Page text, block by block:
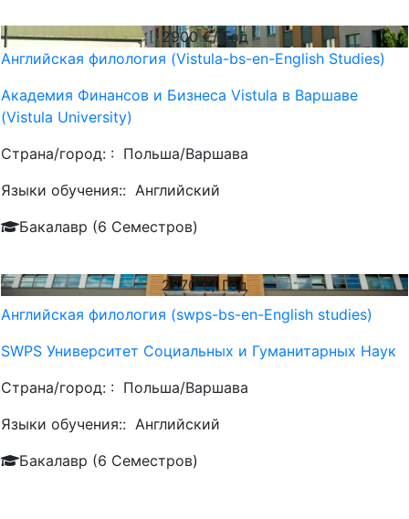
2900€/ Год
Английская филология (Vistula-bs-en-English Studies)
Академия Финансов и Бизнеса Vistula в Варшаве
(Vistula University)
Страна/город: : Польша/Варшава
Языки обучения:: Английский
Бакалавр (6 Семестров)
2870€/ Год
Английская филология (swps-bs-en-English studies)
SWPS Университет Социальных и Гуманитарных Наук
Страна/город: : Польша/Варшава
Языки обучения:: Английский
Бакалавр (6 Семестров)